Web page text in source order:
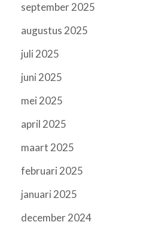
september 2025
augustus 2025
juli 2025
juni 2025
mei 2025
april 2025
maart 2025
februari 2025
januari 2025
december 2024